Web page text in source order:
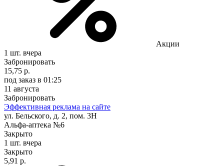
Акции
1 шт. вчера
Забронировать
15,75 р.
под заказ в 01:25
11 августа
Забронировать
Эффективная реклама на сайте
ул. Бельского, д. 2, пом. 3Н
Альфа-аптека №6
Закрыто
1 шт. вчера
Закрыто
5,91 р.